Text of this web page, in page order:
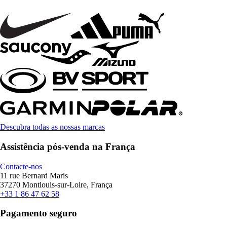
Descubra todas as nossas marcas
Assistência pós-venda na França
Contacte-nos
11 rue Bernard Maris
37270 Montlouis-sur-Loire, França
+33 1 86 47 62 58
Pagamento seguro